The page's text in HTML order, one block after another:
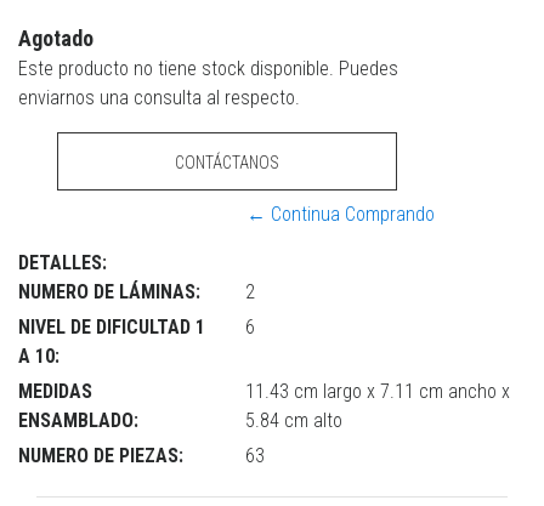
Agotado
Este producto no tiene stock disponible. Puedes
enviarnos una consulta al respecto.
CONTÁCTANOS
← Continua Comprando
DETALLES:
NUMERO DE LÁMINAS:
2
NIVEL DE DIFICULTAD 1
A 10:
6
MEDIDAS
ENSAMBLADO:
11.43 cm largo x 7.11 cm ancho x
5.84 cm alto
NUMERO DE PIEZAS:
63